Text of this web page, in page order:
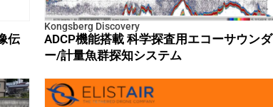
伝
Kongsberg Discovery
ADCP機能搭載 科学探査用エコーサウンダ
ー/計量魚群探知システム